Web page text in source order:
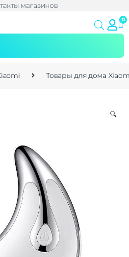
магазинов
Товары для дома
🔍